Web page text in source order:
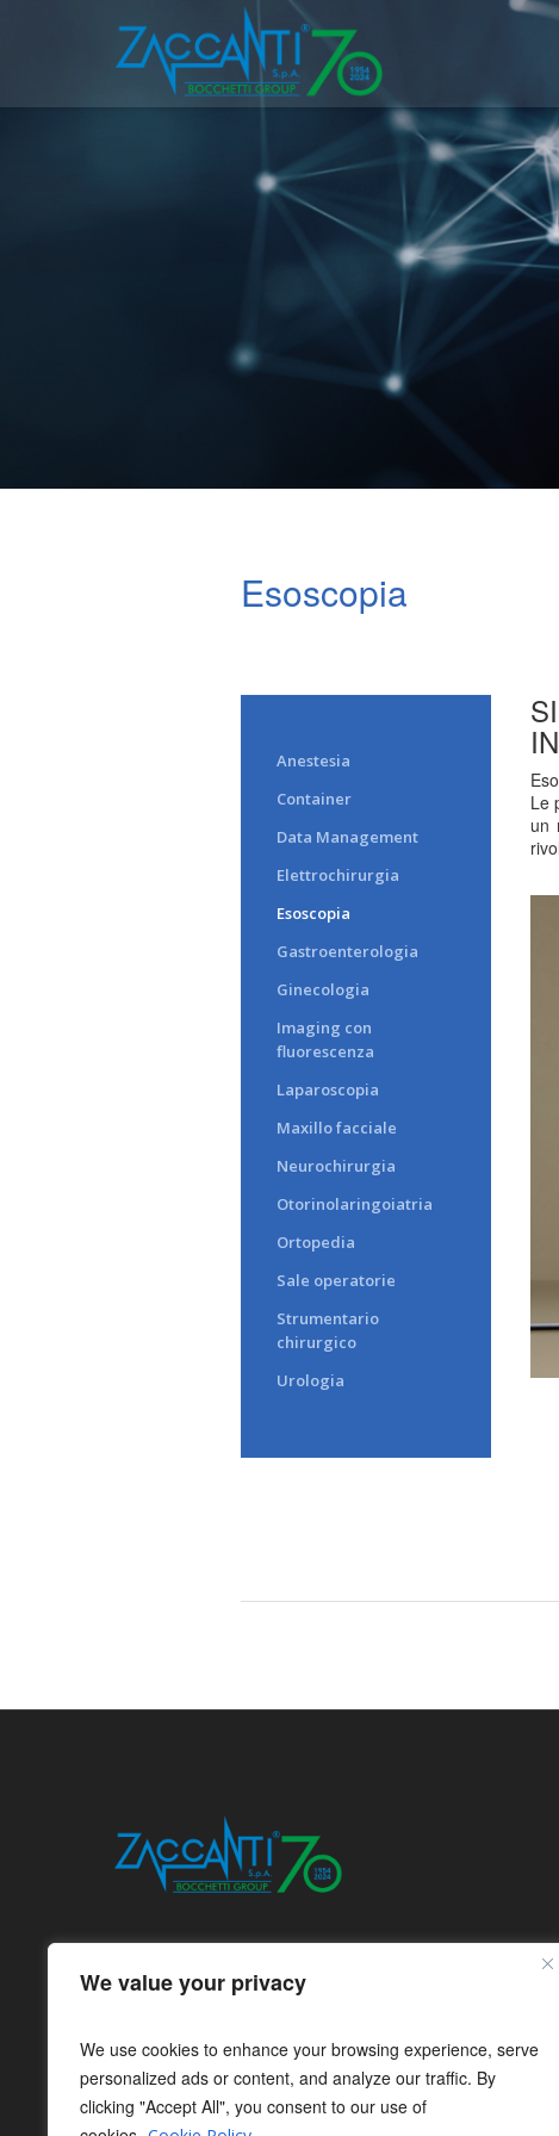
We value your privacy
We use cookies to enhance your browsing experience, serve
personalized ads or content, and analyze our traffic. By
clicking "Accept All", you consent to our use of
Esoscopia
Anestesia
Container
Data Management
Elettrochirurgia
Esoscopia
Gastroenterologia
Ginecologia
Imaging con
fluorescenza
Laparoscopia
Maxillo facciale
Neurochirurgia
Otorinolaringoiatria
Ortopedia
Sale operatorie
Strumentario
chirurgico
Urologia
Le
un